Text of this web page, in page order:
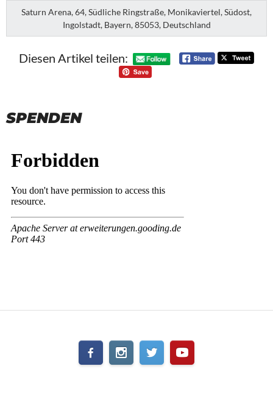
Saturn Arena, 64, Südliche Ringstraße, Monikaviertel, Südost,
Ingolstadt, Bayern, 85053, Deutschland
Diesen Artikel teilen:
SPENDEN